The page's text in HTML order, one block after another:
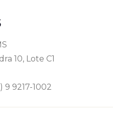
10, Lote C1
9 9217-1002